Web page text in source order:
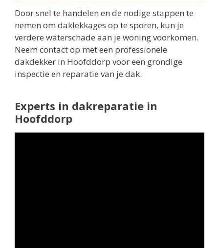
Door snel te handelen en de nodige stappen te
nemen om daklekkages op te sporen, kun je
verdere waterschade aan je woning voorkomen.
Neem contact op met een professionele
dakdekker in Hoofddorp voor een grondige
inspectie en reparatie van je dak.
Experts in dakreparatie in
Hoofddorp